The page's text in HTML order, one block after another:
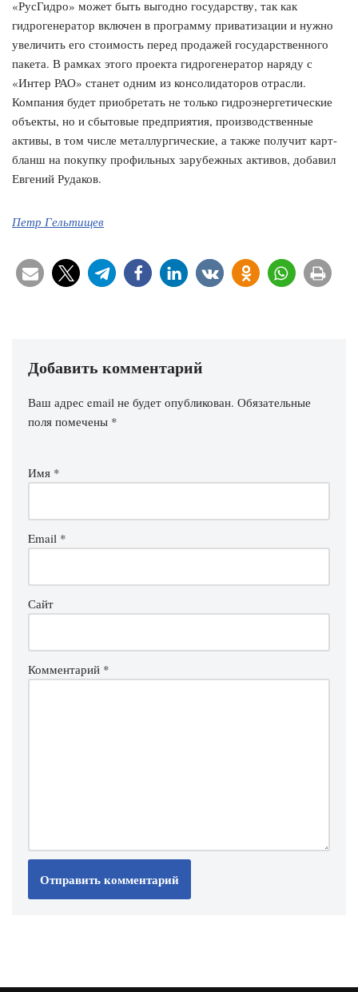
«РусГидро» может быть выгодно государству, так как
гидрогенератор включен в программу приватизации и нужно
увеличить его стоимость перед продажей государственного
пакета. В рамках этого проекта гидрогенератор наряду с
«Интер РАО» станет одним из консолидаторов отрасли.
Компания будет приобретать не только гидроэнергетические
объекты, но и сбытовые предприятия, производственные
активы, в том числе металлургические, а также получит карт-
бланш на покупку профильных зарубежных активов, добавил
Евгений Рудаков.
Петр Гельтищев
Добавить комментарий
Ваш адрес email не будет опубликован. Обязательные
поля помечены *
Имя *
Email *
Сайт
Комментарий *